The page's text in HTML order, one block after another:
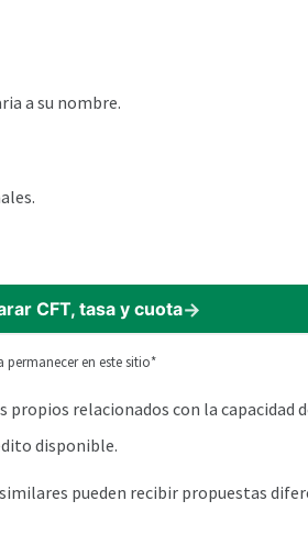
a su nombre.
CFT, tasa y cuota
permanecer en este sitio*
propios relacionados con la capacidad
disponible.
pueden recibir propuestas